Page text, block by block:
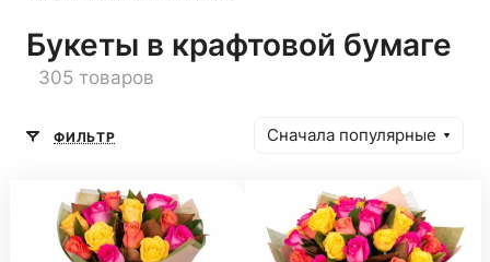
Букеты в крафтовой бумаге
305 товаров
ФИЛЬТР Сначала популярные